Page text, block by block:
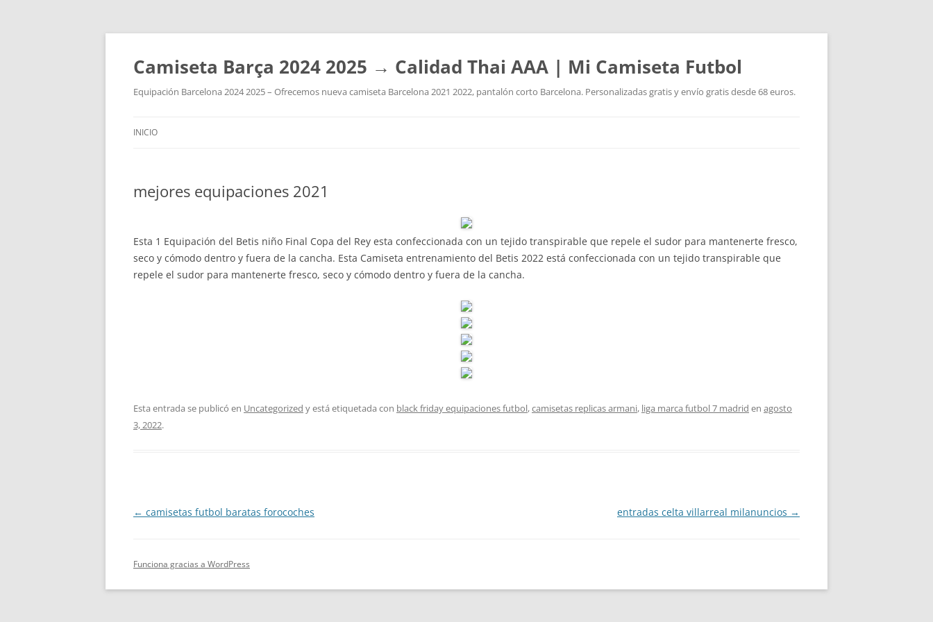
Camiseta Barça 2024 2025 → Calidad Thai AAA | Mi Camiseta Futbol
Equipación Barcelona 2024 2025 – Ofrecemos nueva camiseta Barcelona 2021 2022, pantalón corto Barcelona. Personalizadas gratis y envío gratis desde 68 euros.
INICIO
mejores equipaciones 2021
Esta 1 Equipación del Betis niño Final Copa del Rey esta confeccionada con un tejido transpirable que repele el sudor para mantenerte fresco,
seco y cómodo dentro y fuera de la cancha. Esta Camiseta entrenamiento del Betis 2022 está confeccionada con un tejido transpirable que
repele el sudor para mantenerte fresco, seco y cómodo dentro y fuera de la cancha.
Esta entrada se publicó en Uncategorized y está etiquetada con black friday equipaciones futbol,camisetas replicas armani, liga marca futbol 7 madrid en agosto
3, 2022.
Navegación
← camisetas futbol baratas forocoches entradas celta villarreal milanuncios →
Funciona gracias a WordPress